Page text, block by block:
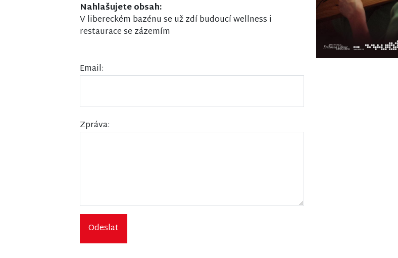
Nahlašujete obsah:
V libereckém bazénu se už zdí budoucí wellness i
restaurace se zázemím
Email:
Zpráva:
Odeslat